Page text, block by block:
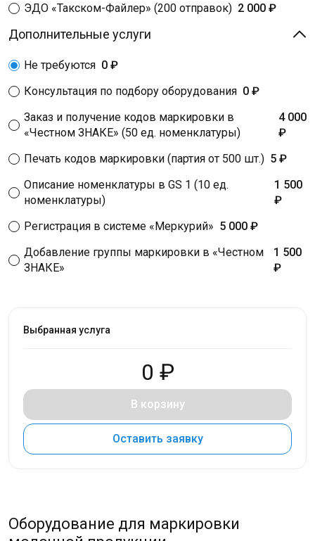
ЭДО «Такском-Файлер» (200 отправок) 2 000 ₽
Дополнительные услуги
Не требуются 0 ₽
Консультация по подбору оборудования 0 ₽
Заказ и получение кодов маркировки в
«Честном ЗНАКЕ» (50 ед. номенклатуры)
4 000
₽
Печать кодов маркировки (партия от 500 шт.) 5 ₽
Описание номенклатуры в GS 1 (10 ед.
номенклатуры)
1 500
₽
Регистрация в системе «Меркурий» 5 000 ₽
Добавление группы маркировки в «Честном
ЗНАКЕ»
1 500
₽
Выбранная услуга
0 ₽
В корзину
Оставить заявку
Оборудование для маркировки